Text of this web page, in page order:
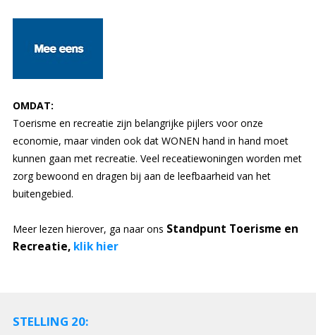
OMDAT:
Toerisme en recreatie zijn belangrijke pijlers voor onze
economie, maar vinden ook dat WONEN hand in hand moet
kunnen gaan met recreatie. Veel receatiewoningen worden met
zorg bewoond en dragen bij aan de leefbaarheid van het
buitengebied.
Meer lezen hierover, ga naar ons Standpunt Toerisme en
Recreatie, klik hier
STELLING 20: